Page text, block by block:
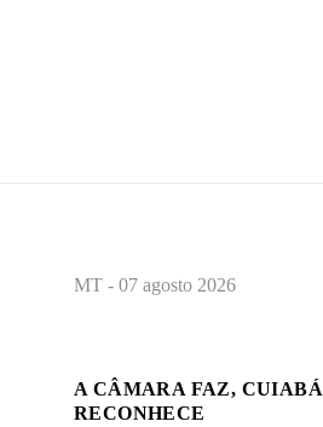
MT - 07 agosto 2026
A CÂMARA FAZ, CUIABÁ
RECONHECE